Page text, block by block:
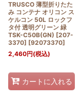
TRUSCO 薄型折りたた
み コンテナ オリコン ス
ケルコン 50L ロックフ
タ付 透明グリーン 緑
TSK-C50B(GN) [207-
3370] [92073370]
2,460円(税込)
カートに入れる